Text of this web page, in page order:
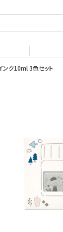
ク10ml 3色セット